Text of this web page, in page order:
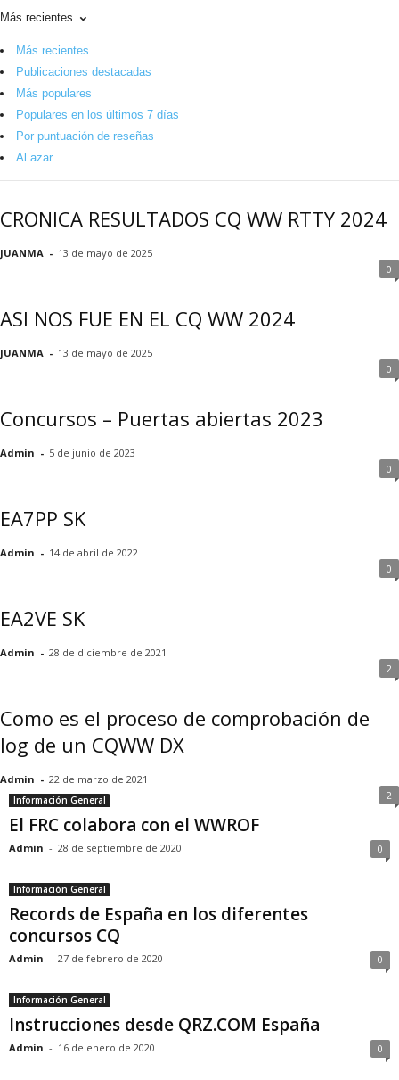
Más recientes
Más recientes
Publicaciones destacadas
Más populares
Populares en los últimos 7 días
Por puntuación de reseñas
Al azar
CRONICA RESULTADOS CQ WW RTTY 2024
JUANMA - 13 de mayo de 2025
0
ASI NOS FUE EN EL CQ WW 2024
JUANMA - 13 de mayo de 2025
0
Concursos – Puertas abiertas 2023
Admin - 5 de junio de 2023
0
EA7PP SK
Admin - 14 de abril de 2022
0
EA2VE SK
Admin - 28 de diciembre de 2021
2
Como es el proceso de comprobación de
log de un CQWW DX
Admin - 22 de marzo de 2021
2
Información General
El FRC colabora con el WWROF
Admin - 28 de septiembre de 2020 0
Información General
Records de España en los diferentes
concursos CQ
Admin - 27 de febrero de 2020 0
Información General
Instrucciones desde QRZ.COM España
Admin - 16 de enero de 2020 0